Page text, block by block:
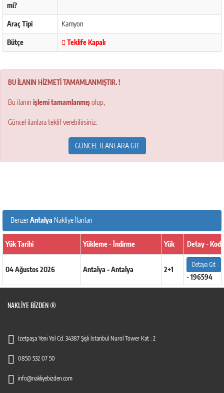
mi?
Araç Tipi Kamyon
Bütçe Teklife Kapalı
BU İLANIN HİZMETİ TAMAMLANMIŞTIR. !
Bu ilanın işlemi tamamlanmışolup,
Güncel ilanlara teklif verebilirsiniz.
GÜNCEL İLANLARA GİT
BenzerAntalya Nakliye İlanları
Yük Tarihi Yükleme - İndirme Yük Detay - Kod
04 Ağustos 2026 Antalya - Antalya 2+1
Detaya Git
- 196594
NAKLIYE BIZDEN ®
İzetpaşa Yeni Yol Cd. 34387 Şişli İstanbul Nurol Tower Kat : 2
0850 532 07 50
info@nakliyebizden.com